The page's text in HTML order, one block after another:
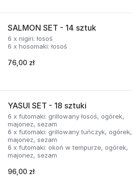
SALMON SET - 14 sztuk
6 x nigiri: łosoś
6 x hosomaki: łosoś
76,00 zł
YASUI SET - 18 sztuki
6 x futomaki: grillowany łosoś, ogórek,
majonez, sezam
6 x futomaki: grillowany tuńczyk, ogórek,
majonez, sezam
6 x futomaki: okoń w tempurze, ogórek,
majonez, sezam
96,00 zł